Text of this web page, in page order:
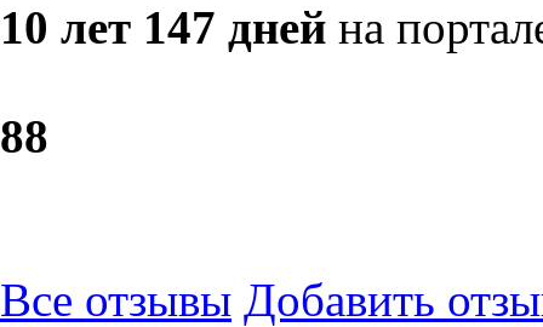
10 лет 147 дней на
88
Все отзывы Добавить